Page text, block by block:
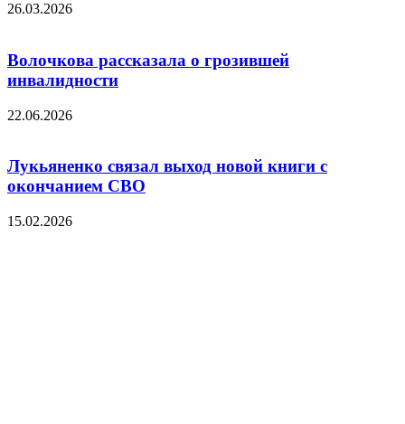
26.03.2026
Волочкова рассказала о грозившей
инвалидности
22.06.2026
Лукьяненко связал выход новой книги с
окончанием СВО
15.02.2026